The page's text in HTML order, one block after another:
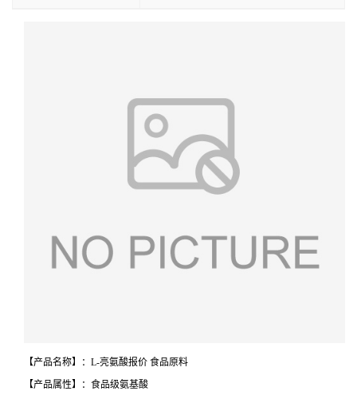
【产品名称】：L-亮氨酸报价 食品原料
【产品属性】：食品级氨基酸